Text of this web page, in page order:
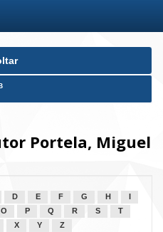
Portela, Miguel
D E F G H
O P Q R S
T
X Y Z